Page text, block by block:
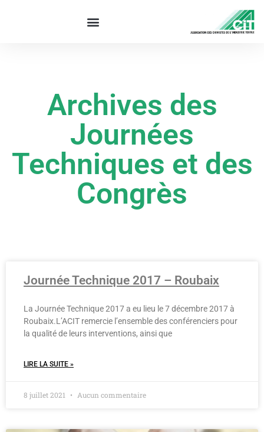
Archives des
Journées
Techniques et des
Congrès
Journée Technique 2017 – Roubaix
La Journée Technique 2017 a eu lieu le 7 décembre 2017 à
Roubaix.L’ACIT remercie l’ensemble des conférenciers pour
la qualité de leurs interventions, ainsi que
LIRE LA SUITE »
8 juillet 2021 Aucun commentaire